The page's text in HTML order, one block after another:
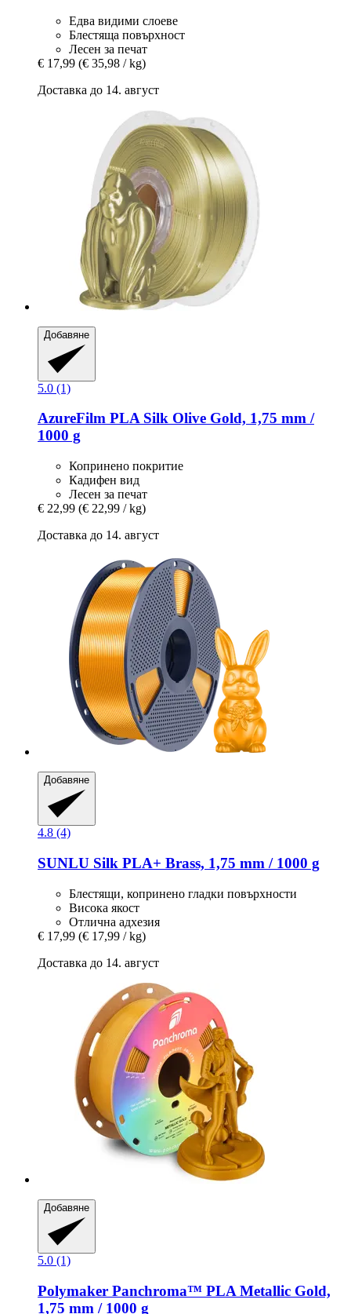
Едва видими слоеве
Блестяща повърхност
Лесен за печат
€ 17,99 (€ 35,98 / kg)
Доставка до 14. август
Добавяне
5.0 (1)
AzureFilm PLA Silk Olive Gold, 1,75 mm /
1000 g
Копринено покритие
Кадифен вид
Лесен за печат
€ 22,99 (€ 22,99 / kg)
Доставка до 14. август
Добавяне
4.8 (4)
SUNLU Silk PLA+ Brass, 1,75 mm / 1000 g
Блестящи, копринено гладки повърхности
Висока якост
Отлична адхезия
€ 17,99 (€ 17,99 / kg)
Доставка до 14. август
Добавяне
5.0 (1)
Polymaker Panchroma™ PLA Metallic Gold,
1,75 mm / 1000 g